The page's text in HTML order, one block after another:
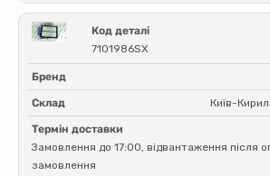
Код деталі
7101986SX
Бренд
Склад Київ-
Термін доставки
Замовлення до 17:00, відвантаження після
замовлення